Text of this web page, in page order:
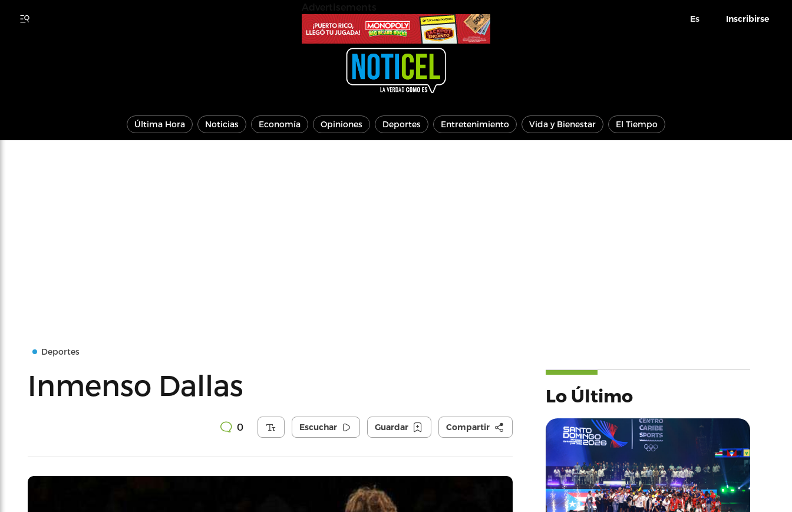
Es Inscribirse
Última Hora Noticias Economía Opiniones Deportes Entretenimiento Vida y Bienestar El Tiempo
Deportes
Inmenso Dallas
0 Escuchar Guardar Compartir
Lo Último